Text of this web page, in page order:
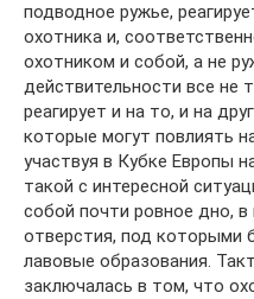
подводное ружье,
охотника и,
охотником и собой, а не
действительности все не
реагирует и на то, и на
которые могут повлиять
участвуя в Кубке Европы
такой с интересной
собой почти ровное дно,
отверстия, под которыми
лавовые образования.
заключалась в том, что